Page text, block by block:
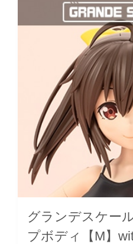
グランデスケー
プボディ【M】